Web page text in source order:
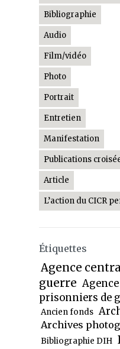
Bibliographie
Audio
Film/vidéo
Photo
Portrait
Entretien
Manifestation
Publications
Article
L’action du CICR
Étiquettes
Agence
guerre
prisonniers de
Ancien fonds
Archives
Bibliographie DIH